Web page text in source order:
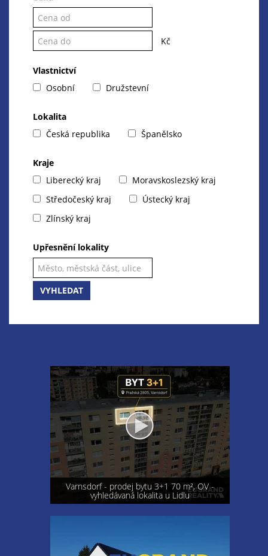
Kč
Vlastnictví
Osobní
Družstevní
Lokalita
Česká republika
Španělsko
Kraje
Liberecký kraj
Moravskoslezský kraj
Středočeský kraj
Ústecký kraj
Zlínský kraj
Upřesnění lokality
VYHLEDAT
Varnsdorf - prodej bytu 3+1 70 m², OV -
vyhledávaná lokalita u Lidlu